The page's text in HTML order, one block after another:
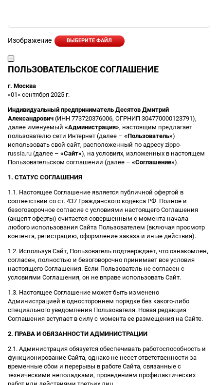
Изображение ВЫБЕРИТЕ ФАЙЛ
ПОЛЬЗОВАТЕЛЬСКОЕ СОГЛАШЕНИЕ
г. Москва
«01» сентября 2025 г.
Индивидуальный предприниматель Десятов Дмитрий
Александрович (ИНН 773720376006, ОГРНИП 304770000123791),
далее именуемый «Администрация», настоящим предлагает
пользователю сети Интернет (далее – «Пользователь»)
использовать свой сайт, расположенный по адресу zippo-
russia.ru (далее – «Сайт»), на условиях, изложенных в настоящем
Пользовательском соглашении (далее – «Соглашение»).
1. СТАТУС СОГЛАШЕНИЯ
1.1. Настоящее Соглашение является публичной офертой в
соответствии со ст. 437 Гражданского кодекса РФ. Полное и
безоговорочное согласие с условиями настоящего Соглашения
(акцепт оферты) считается совершенным с момента начала
любого использования Сайта Пользователем (включая просмотр
контента, регистрацию, оформление заказа и иные действия).
1.2. Используя Сайт, Пользователь подтверждает, что ознакомлен,
согласен, полностью и безоговорочно принимает все условия
настоящего Соглашения. Если Пользователь не согласен с
условиями Соглашения, он не вправе использовать Сайт.
1.3. Настоящее Соглашение может быть изменено
Администрацией в одностороннем порядке без какого-либо
специального уведомления Пользователя. Новая редакция
Соглашения вступает в силу с момента ее размещения на Сайте.
2. ПРАВА И ОБЯЗАННОСТИ АДМИНИСТРАЦИИ
2.1. Администрация обязуется обеспечивать работоспособность и
функционирование Сайта, однако не несет ответственности за
временные сбои и перерывы в работе Сайта, связанные с
техническими неполадками, проведением профилактических